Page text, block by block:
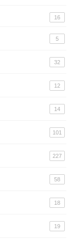
16
5
32
12
14
101
227
58
18
19